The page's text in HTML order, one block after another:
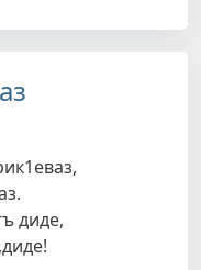
диде,